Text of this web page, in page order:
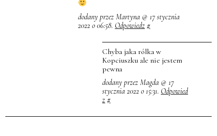
dodany przez Martyna @ 17 stycznia
2022 o 06:58. Odpowiedz #
Chyba jaka rólka w
Kopciuszku ale nie jestem
pewna
dodany przez Magda @ 17
stycznia 2022 o 15:31. Odpowied
z #